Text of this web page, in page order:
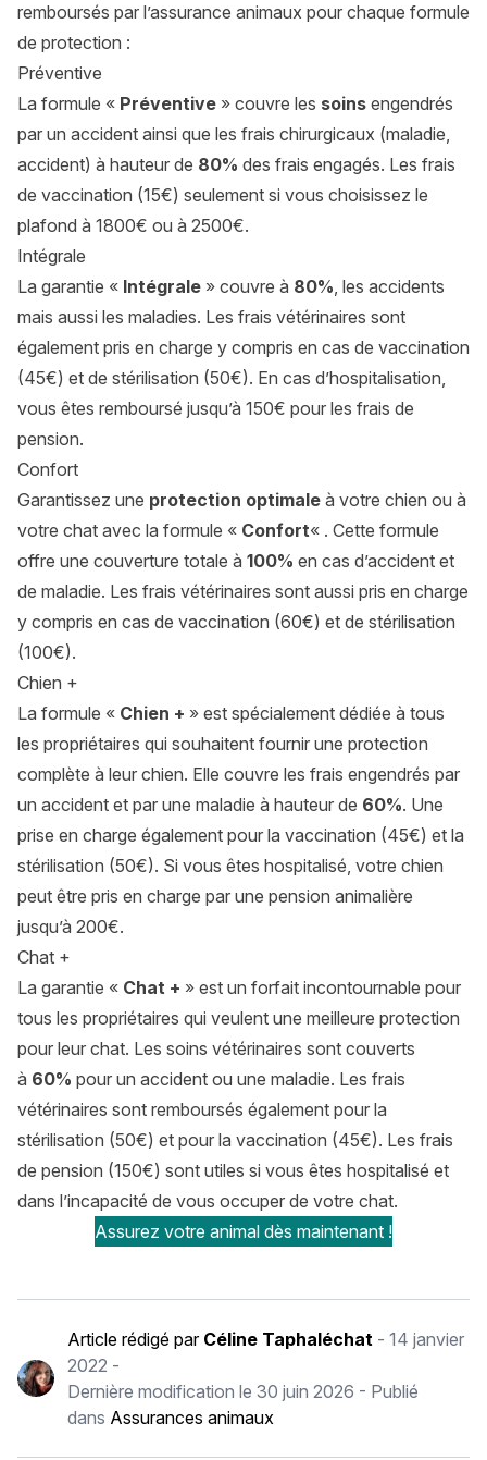
remboursés par l’assurance animaux pour chaque formule
de protection :
Préventive
La formule « Préventive » couvre les soins engendrés
par un accident ainsi que les frais chirurgicaux (maladie,
accident) à hauteur de 80% des frais engagés. Les frais
de vaccination (15€) seulement si vous choisissez le
plafond à 1800€ ou à 2500€.
Intégrale
La garantie « Intégrale » couvre à 80%, les accidents
mais aussi les maladies. Les frais vétérinaires sont
également pris en charge y compris en cas de vaccination
(45€) et de stérilisation (50€). En cas d’hospitalisation,
vous êtes remboursé jusqu’à 150€ pour les frais de
pension.
Confort
Garantissez une protection optimale à votre chien ou à
votre chat avec la formule « Confort« . Cette formule
offre une couverture totale à 100% en cas d’accident et
de maladie. Les frais vétérinaires sont aussi pris en charge
y compris en cas de vaccination (60€) et de stérilisation
(100€).
Chien +
La formule « Chien + » est spécialement dédiée à tous
les propriétaires qui souhaitent fournir une protection
complète à leur chien. Elle couvre les frais engendrés par
un accident et par une maladie à hauteur de 60%. Une
prise en charge également pour la vaccination (45€) et la
stérilisation (50€). Si vous êtes hospitalisé, votre chien
peut être pris en charge par une pension animalière
jusqu’à 200€.
Chat +
La garantie « Chat + » est un forfait incontournable pour
tous les propriétaires qui veulent une meilleure protection
pour leur chat. Les soins vétérinaires sont couverts
à 60% pour un accident ou une maladie. Les frais
vétérinaires sont remboursés également pour la
stérilisation (50€) et pour la vaccination (45€). Les frais
de pension (150€) sont utiles si vous êtes hospitalisé et
dans l’incapacité de vous occuper de votre chat.
Assurez votre animal dès maintenant !
Article rédigé par Céline Taphaléchat -14 janvier
2022 -
Dernière modification le30 juin 2026 - Publié
dans Assurances animaux